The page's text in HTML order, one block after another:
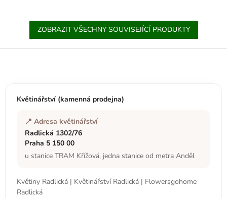
ZOBRAZIT VŠECHNY SOUVISEJÍCÍ PRODUKTY
Z
Květinářství (kamenná prodejna)
📍 Adresa květinářství
Radlická 1302/76
Praha 5 150 00
u stanice TRAM Křížová, jedna stanice od metra Anděl
Květiny Radlická | Květinářství Radlická | Flowersgohome
Radlická